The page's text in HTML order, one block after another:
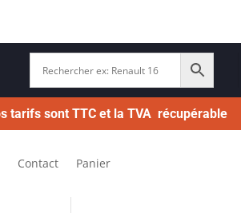
tarifs sont TTC et la TVA récupérable
Contact Panier